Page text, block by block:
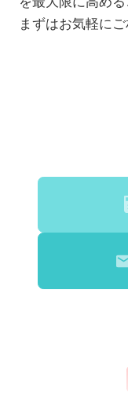
まずはお気軽にご